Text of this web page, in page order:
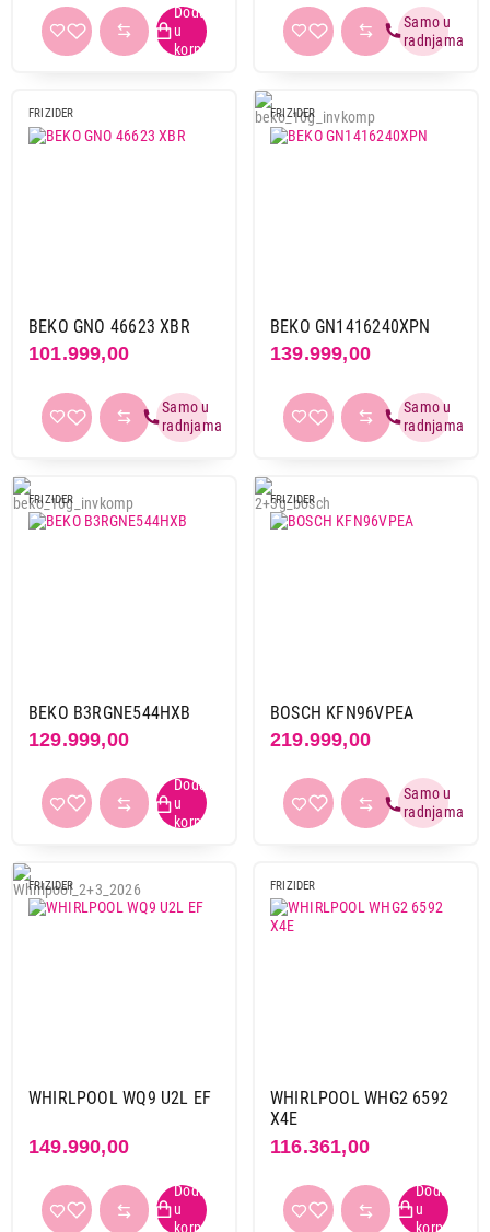
FRIZIDER
BEKO GNO 46623 XBR
101.999,00
FRIZIDER
BEKO GN1416240XPN
139.999,00
FRIZIDER
BEKO B3RGNE544HXB
129.999,00
FRIZIDER
BOSCH KFN96VPEA
219.999,00
FRIZIDER
WHIRLPOOL WQ9 U2L EF
149.990,00
FRIZIDER
WHIRLPOOL WHG2 6592
X4E
116.361,00
129.999,00
Nastavi kupovinu
Završi kupovinu